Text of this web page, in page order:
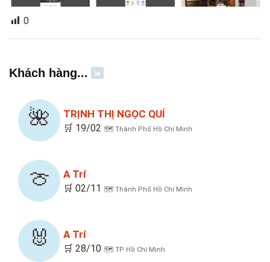
0
Khách hàng... »
🌺 TRỊNH THỊ NGỌC QUÍ
🛒 19/02 🗺️ Thành Phố Hồ Chí Minh
🍈 A Trí
🛒 02/11 🗺️ Thành Phố Hồ Chí Minh
🐰 A Trí
🛒 28/10 🗺️ TP Hồ Chí Minh